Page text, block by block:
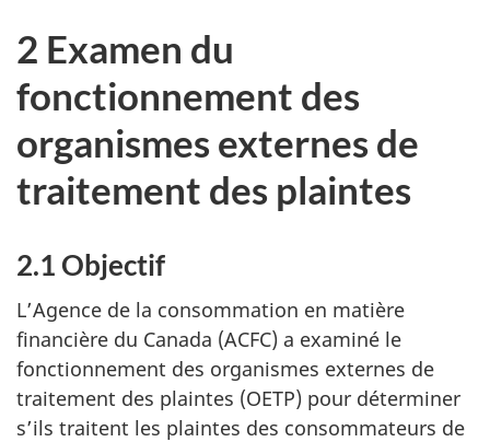
2 Examen du
fonctionnement des
organismes externes de
traitement des plaintes
2.1 Objectif
L’Agence de la consommation en matière
financière du Canada (ACFC) a examiné le
fonctionnement des organismes externes de
traitement des plaintes (OETP) pour déterminer
s’ils traitent les plaintes des consommateurs de